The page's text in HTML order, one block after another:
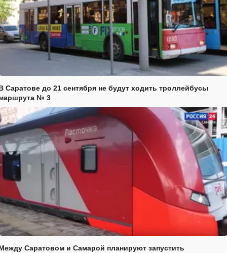
Саратове до 21 сентября не будут ходить троллейбусы
№ 3
Саратовом и Самарой планируют запустить